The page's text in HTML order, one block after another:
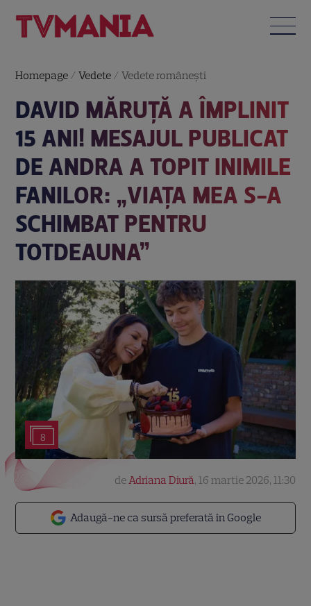
Homepage /Vedete /Vedete româneşti
DAVID MĂRUȚĂ A ÎMPLINIT
15 ANI! MESAJUL PUBLICAT
DE ANDRA A TOPIT INIMILE
FANILOR: „VIAȚA MEA S-A
SCHIMBAT PENTRU
TOTDEAUNA”
8
Adaugă-ne ca sursă preferată în Google
deAdriana Diură, 16 martie 2026, 11:30